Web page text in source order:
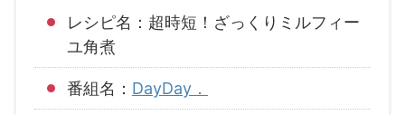
レシピ名：超時短！ざっくりミルフィー
ユ角煮
番組名： DayDay．